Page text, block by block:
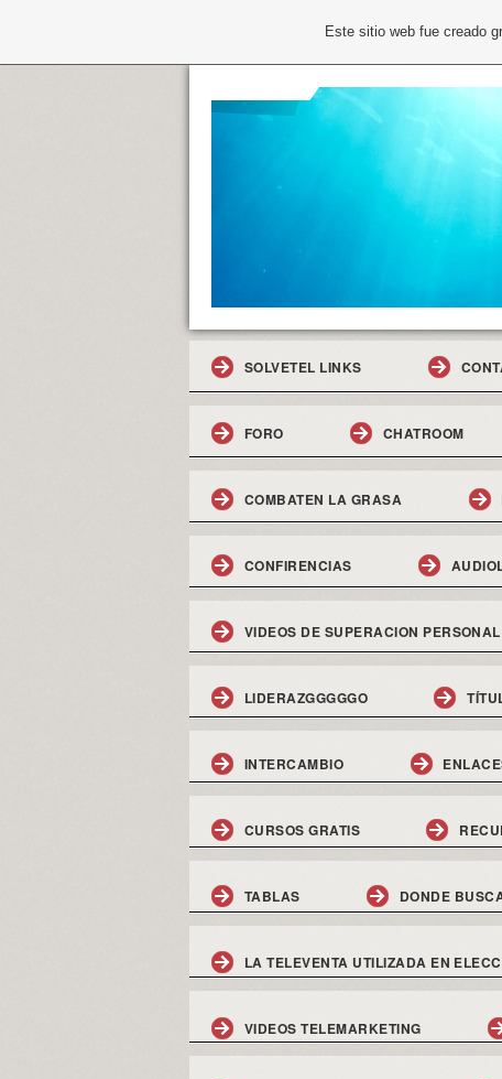
SOLVETEL LINKS
FORO CHATROOM
COMBATEN LA GRASA
CONFIRENCIAS
VIDEOS DE SUPERACION PERSONAL
LIDERAZGGGGGO
INTERCAMBIO
CURSOS GRATIS
TABLAS DONDE
LA TELEVENTA UTILIZADA EN
VIDEOS TELEMARKETING
Este sitio web fue creado